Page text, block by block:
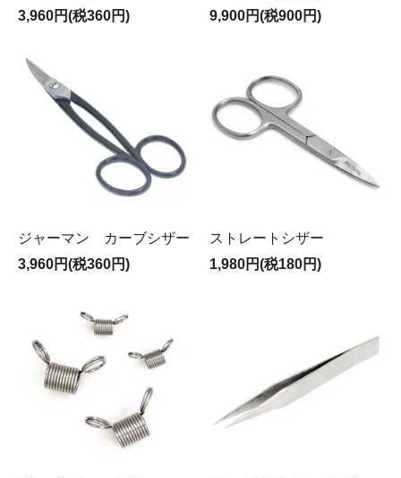
3,960円(税360円)
9,900円(税900円)
ジャーマン カーブシザー
3,960円(税360円)
ストレートシザー
1,980円(税180円)